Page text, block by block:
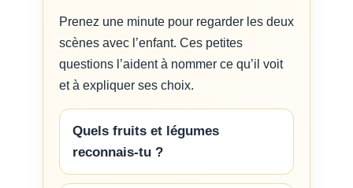
Prenez une minute pour regarder les deux
scènes avec l’enfant. Ces petites
questions l’aident à nommer ce qu’il voit
et à expliquer ses choix.
Quels fruits et légumes
reconnais-tu ?